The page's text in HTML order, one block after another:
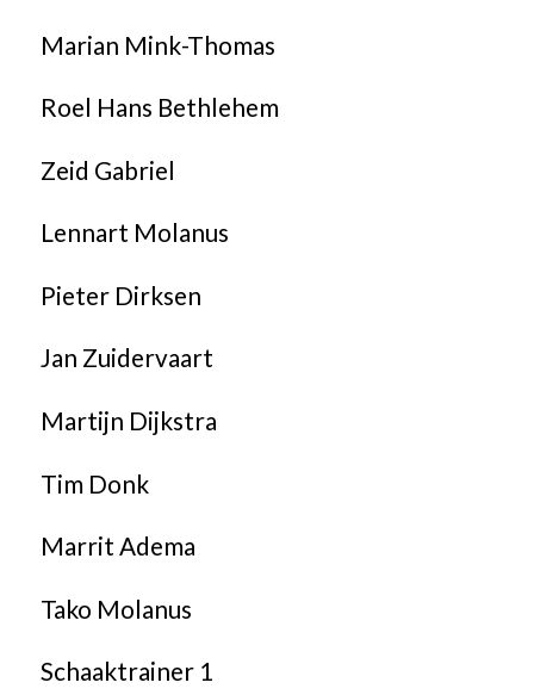
Marian Mink-Thomas
Roel Hans Bethlehem
Zeid Gabriel
Lennart Molanus
Pieter Dirksen
Jan Zuidervaart
Martijn Dijkstra
Tim Donk
Marrit Adema
Tako Molanus
Schaaktrainer 1